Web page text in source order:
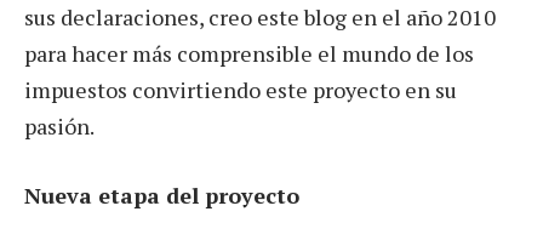
sus declaraciones, creo este blog en el año 2010
para hacer más comprensible el mundo de los
impuestos convirtiendo este proyecto en su
pasión.
Nueva etapa del proyecto